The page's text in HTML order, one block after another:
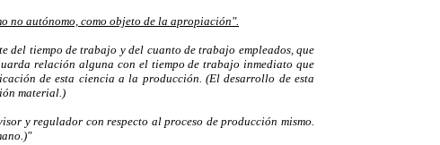
no autónomo, como objeto de la apropiación".
del tiempo de trabajo y del cuanto de trabajo empleados, que
relación alguna con el tiempo de trabajo inmediato que
de esta ciencia a la producción. (El desarrollo de esta
material.)
y regulador con respecto al proceso de producción mismo.